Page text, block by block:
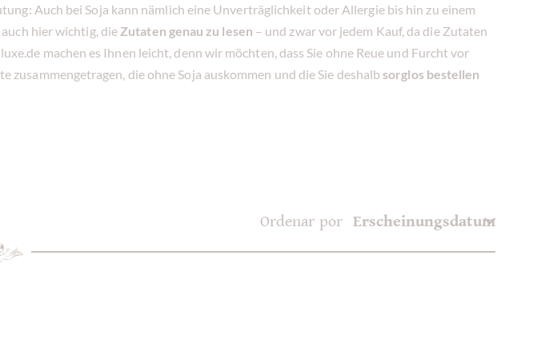
Auch bei Soja kann nämlich eine Unverträglichkeit oder Allergie bis hin zu einem
hier wichtig, die Zutaten genau zu lesen – und zwar vor jedem Kauf, da die Zutaten
machen es Ihnen leicht, denn wir möchten, dass Sie ohne Reue und Furcht vor
die ohne Soja auskommen und die Sie deshalbsorglos bestellen
Ordenar por